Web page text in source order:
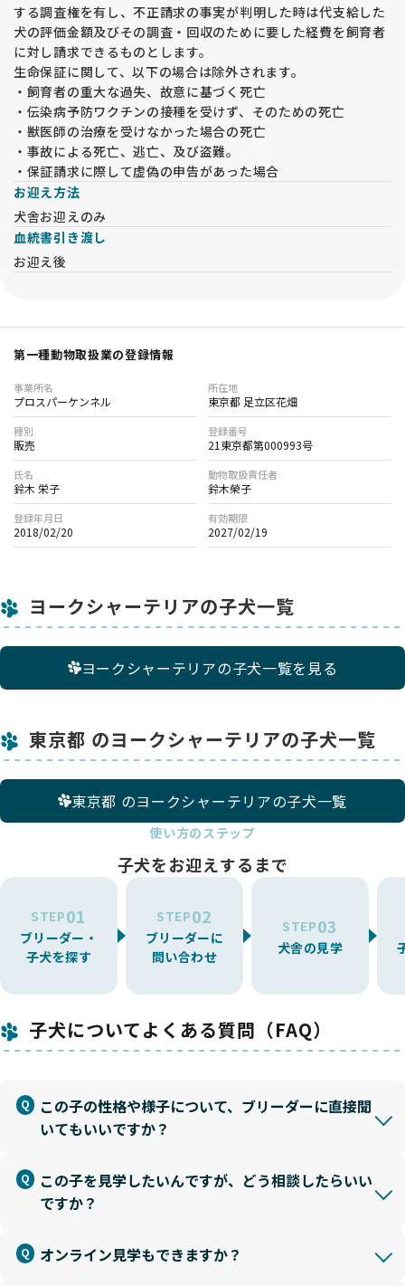
する調査権を有し、不正請求の事実が判明した時は代支給した
犬の評価金額及びその調査・回収のために要した経費を飼育者
に対し請求できるものとします。
生命保証に関して、以下の場合は除外されます。
・飼育者の重大な過失、故意に基づく死亡
・伝染病予防ワクチンの接種を受けず、そのための死亡
・獣医師の治療を受けなかった場合の死亡
・事故による死亡、逃亡、及び盗難。
・保証請求に際して虚偽の申告があった場合
お迎え方法
犬舎お迎えのみ
血統書引き渡し
お迎え後
第一種動物取扱業の登録情報
事業所名
プロスパーケンネル
所在地
東京都 足立区花畑
種別
販売
登録番号
21東京都第000993号
氏名
鈴木 栄子
動物取扱責任者
鈴木榮子
登録年月日
2018/02/20
有効期限
2027/02/19
ヨークシャーテリアの子犬一覧
ヨークシャーテリアの子犬一覧を見る
東京都 のヨークシャーテリアの子犬一覧
東京都 のヨークシャーテリアの子犬一覧
使い方のステップ
子犬をお迎えするまで
STEP01
ブリーダー・
子犬を探す
STEP02
ブリーダーに
問い合わせ
STEP03
犬舎の見学
子犬についてよくある質問（FAQ）
この子の性格や様子について、ブリーダーに直接聞
いてもいいですか？
この子を見学したいんですが、どう相談したらいい
ですか？
オンライン見学もできますか？